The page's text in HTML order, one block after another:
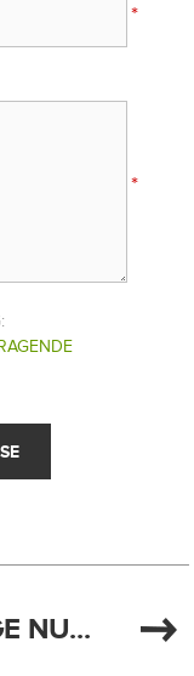
*
*
NU...